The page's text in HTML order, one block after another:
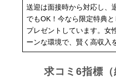
送迎は面接時から対応し、
でもOK！今なら限定特典
プレゼントしています。女
ーンな環境で、賢く高収入
求コミ6指標（